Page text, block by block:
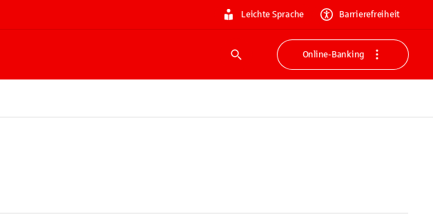
Leichte Sprache Barrierefreiheit
Suche
Online-Banking